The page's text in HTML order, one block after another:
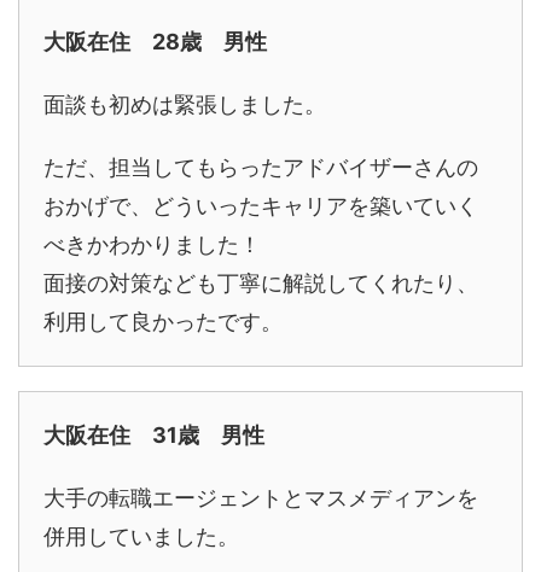
大阪在住 28歳 男性
面談も初めは緊張しました。
ただ、担当してもらったアドバイザーさんの
おかげで、どういったキャリアを築いていく
べきかわかりました！
面接の対策なども丁寧に解説してくれたり、
利用して良かったです。
大阪在住 31歳 男性
大手の転職エージェントとマスメディアンを
併用していました。